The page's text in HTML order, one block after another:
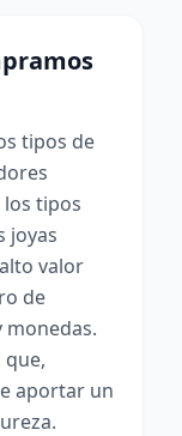
tipos de
los tipos
joyas
valor
de
monedas.
aportar un